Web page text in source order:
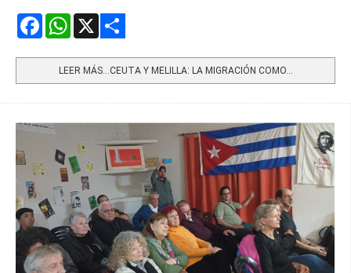
FacebookWhatsApp
LEER MÁS…CEUTA Y MELILLA: LA MIGRACIÓN COMO...